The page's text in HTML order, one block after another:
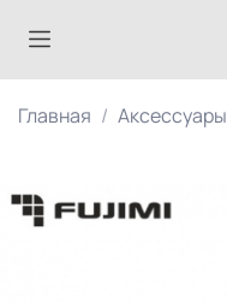
Главная Аксессуары